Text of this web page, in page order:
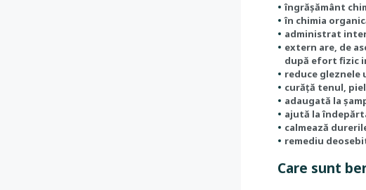
îngrășământ
în chimia
administrat
extern are, de
după efort fizic
reduce gleznele
curăță tenul,
adaugată la
ajută la
calmează
remediu
Care sunt